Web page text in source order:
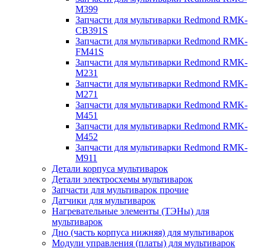
M399
Запчасти для мультиварки Redmond RMK-
CB391S
Запчасти для мультиварки Redmond RMK-
FM41S
Запчасти для мультиварки Redmond RMK-
M231
Запчасти для мультиварки Redmond RMK-
M271
Запчасти для мультиварки Redmond RMK-
M451
Запчасти для мультиварки Redmond RMK-
M452
Запчасти для мультиварки Redmond RMK-
M911
Детали корпуса мультиварок
Детали электросхемы мультиварок
Запчасти для мультиварок прочие
Датчики для мультиварок
Нагревательные элементы (ТЭНы) для
мультиварок
Дно (часть корпуса нижняя) для мультиварок
Модули управления (платы) для мультиварок